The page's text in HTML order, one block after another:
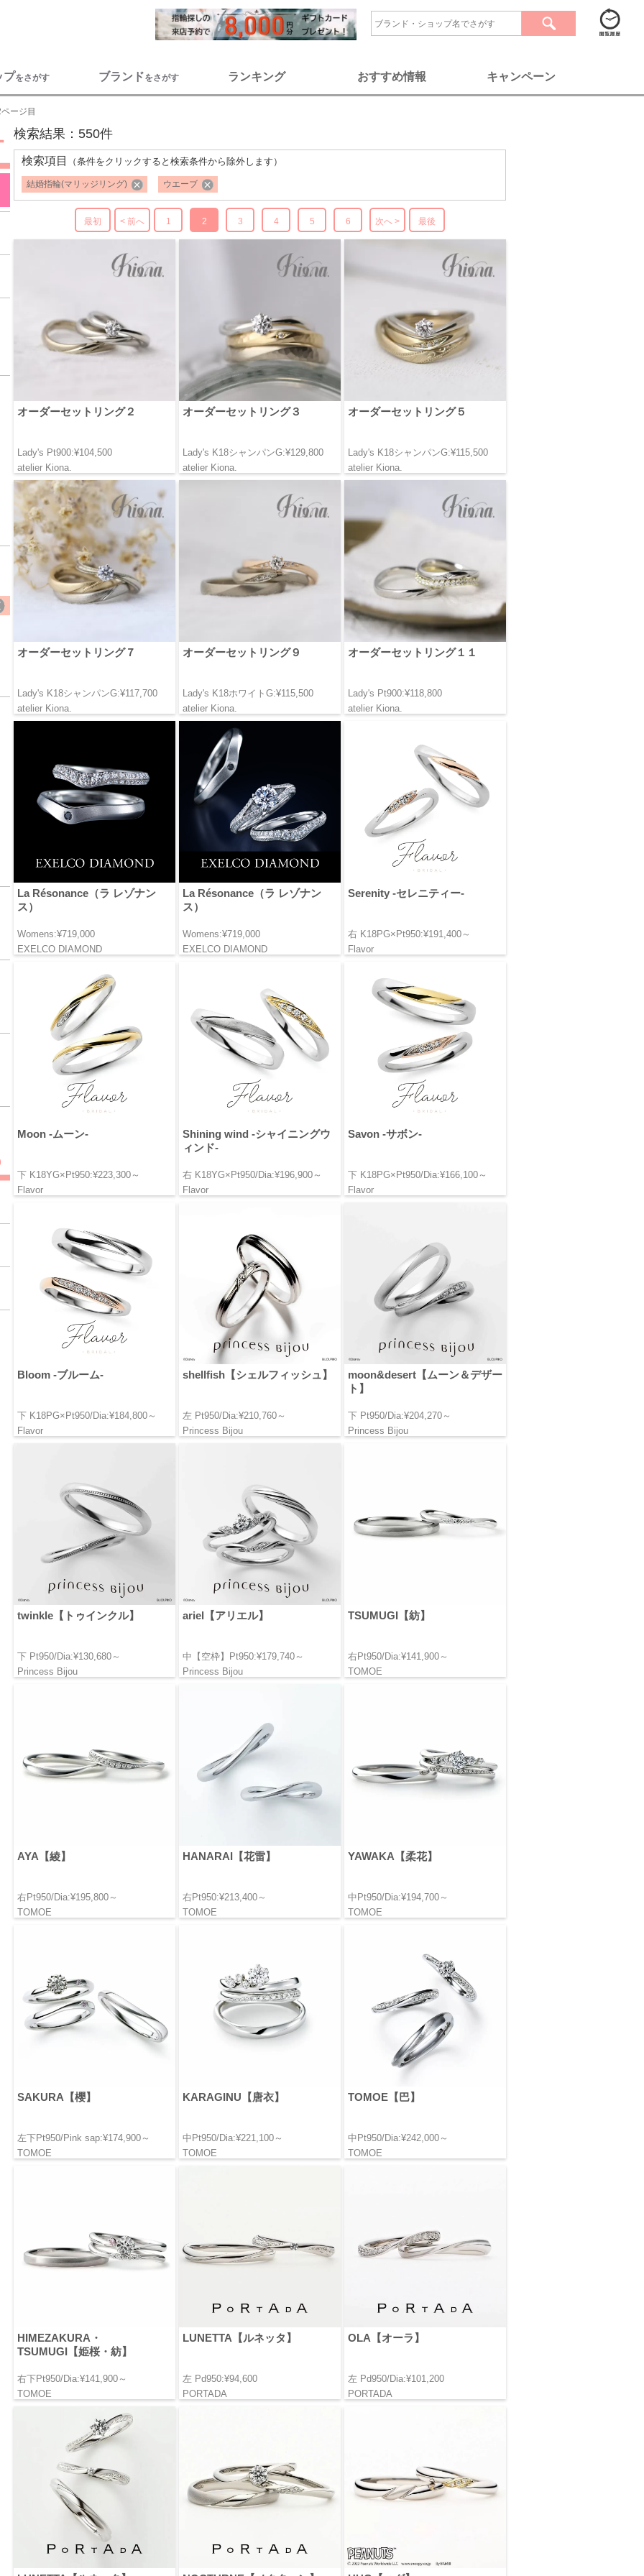
プをさがす ブランドをさがす ランキング おすすめ情報 キャンペーン
ージ目
検索結果：550件
検索項目 （条件をクリックすると検索条件から除外します）
結婚指輪(マリッジリング) ウエーブ
最初 < 前へ 1 2 3 4 5 6 次へ > 最後
オーダーセットリング２
Lady's Pt900:¥104,500
atelier Kiona.
オーダーセットリング３
Lady's K18シャンパンG:¥129,800
atelier Kiona.
オーダーセットリング５
Lady's K18シャンパンG:¥115,500
atelier Kiona.
オーダーセットリング７
Lady's K18シャンパンG:¥117,700
atelier Kiona.
オーダーセットリング９
Lady's K18ホワイトG:¥115,500
atelier Kiona.
オーダーセットリング１１
Lady's Pt900:¥118,800
atelier Kiona.
La Résonance（ラ レゾナン
ス）
Womens:¥719,000
EXELCO DIAMOND
La Résonance（ラ レゾナン
ス）
Womens:¥719,000
EXELCO DIAMOND
Serenity -セレニティー-
右 K18PG×Pt950:¥191,400～
Flavor
Moon -ムーン-
下 K18YG×Pt950:¥223,300～
Flavor
Shining wind -シャイニングウ
ィンド-
右 K18YG×Pt950/Dia:¥196,900～
Flavor
Savon -サボン-
下 K18PG×Pt950/Dia:¥166,100～
Flavor
Bloom -ブルーム-
下 K18PG×Pt950/Dia:¥184,800～
Flavor
shellfish【シェルフィッシュ】
左 Pt950/Dia:¥210,760～
Princess Bijou
moon&desert【ムーン＆デザー
ト】
下 Pt950/Dia:¥204,270～
Princess Bijou
twinkle【トゥインクル】
下 Pt950/Dia:¥130,680～
Princess Bijou
ariel【アリエル】
中【空枠】Pt950:¥179,740～
Princess Bijou
TSUMUGI【紡】
右Pt950/Dia:¥141,900～
TOMOE
AYA【綾】
右Pt950/Dia:¥195,800～
TOMOE
HANARAI【花雷】
右Pt950:¥213,400～
TOMOE
YAWAKA【柔花】
中Pt950/Dia:¥194,700～
TOMOE
SAKURA【櫻】
左下Pt950/Pink sap:¥174,900～
TOMOE
KARAGINU【唐衣】
中Pt950/Dia:¥221,100～
TOMOE
TOMOE【巴】
中Pt950/Dia:¥242,000～
TOMOE
HIMEZAKURA・
TSUMUGI【姫桜・紡】
右下Pt950/Dia:¥141,900～
TOMOE
LUNETTA【ルネッタ】
左 Pd950:¥94,600
PORTADA
OLA【オーラ】
左 Pd950/Dia:¥101,200
PORTADA